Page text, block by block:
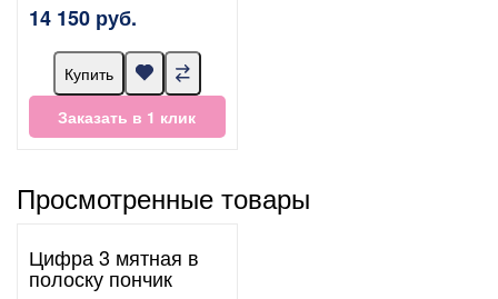
14 150 руб.
Купить
Заказать в 1 клик
Просмотренные товары
Цифра 3 мятная в
полоску пончик